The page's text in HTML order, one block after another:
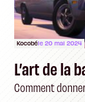
Kocobéle 20 mai 2024
L’art de la
Comment